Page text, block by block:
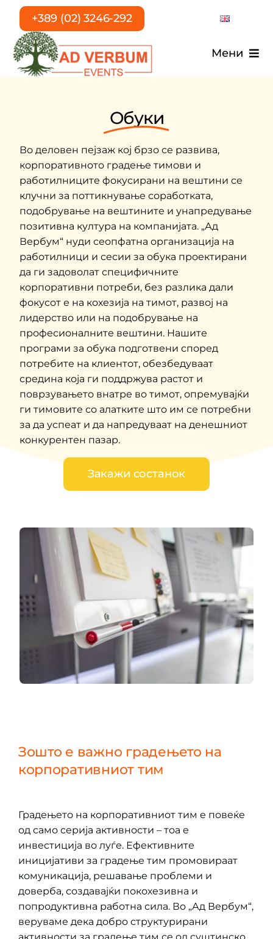
Skip
content
+389 (02) 3246-292
Мени
Услуги
За нас
T.E.A.
Референци
Кариера
Контакт
Обуки
Во деловен пејзаж кој брзо се развива,
корпоративното градење тимови и
работилниците фокусирани на вештини се
клучни за поттикнување соработката,
подобрување на вештините и унапредување
позитивна култура на компанијата. „Ад
Вербум“ нуди сеопфатна организација на
работилници и сесии за обука проектирани
да ги задоволат специфичните
корпоративни потреби, без разлика дали
фокусот е на кохезија на тимот, развој на
лидерство или на подобрување на
професионалните вештини. Нашите
програми за обука подготвени според
потребите на клиентот, обезбедуваат
средина која ги поддржува растот и
поврзувањето внатре во тимот, опремувајќи
ги тимовите со алатките што им се потребни
за да успеат и да напредуваат на денешниот
конкурентен пазар.
Закажи состанок
Зошто е важно градењето на
корпоративниот тим
Градењето на корпоративниот тим е повеќе
од само серија активности – тоа е
инвестиција во луѓе. Ефективните
иницијативи за градење тим промовираат
комуникација, решавање проблеми и
доверба, создавајќи покохезивна и
попродуктивна работна сила. Во „Ад Вербум“,
веруваме дека добро структурирани